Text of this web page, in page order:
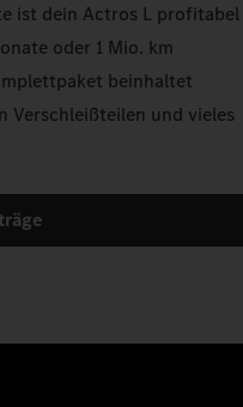
ist dein Actros L profitabel
oder 1 Mio. km
beinhaltet
Verschleißteilen und vieles